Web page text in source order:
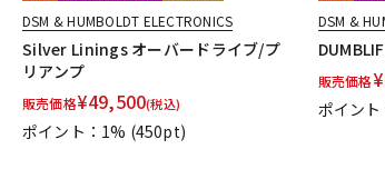
DSM & HUMBOLDT ELECTRONICS
Silver Linings オーバードライブ/プ
リアンプ
販売価格¥49,500(税込)
ポイント：1% (450pt)
DSM &
販売価格¥
ポイン